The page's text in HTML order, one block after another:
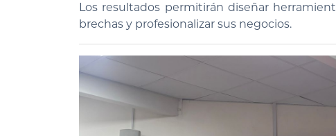
Los resultados permitirán diseñar
brechas y profesionalizar sus negocios.